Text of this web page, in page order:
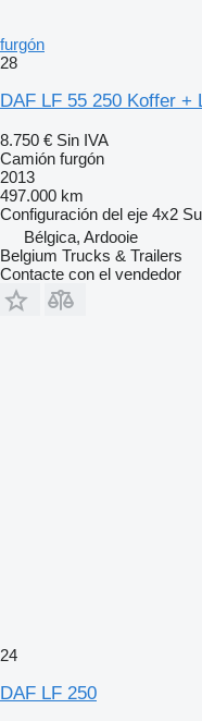
furgón
28
DAF LF 55 250 Koffer +
8.750 € Sin IVA
Camión furgón
2013
497.000 km
Configuración del eje 4x2
Bélgica, Ardooie
Belgium Trucks & Trailers
Contacte con el vendedor
24
DAF LF 250